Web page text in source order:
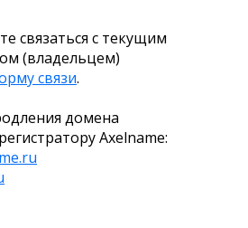
связаться с текущим
(владельцем)
связи.
домена
Axelname: